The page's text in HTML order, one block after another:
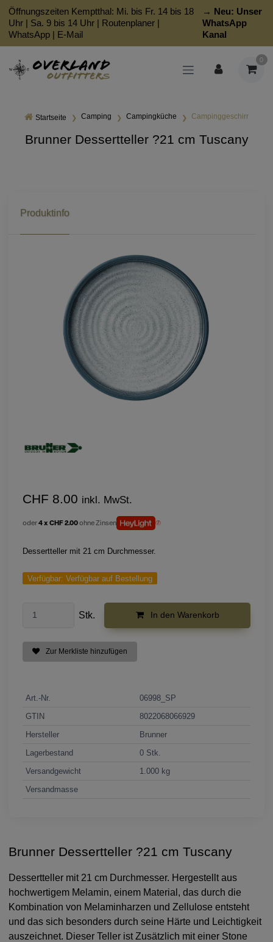
Öffnungszeiten Kemptthal: Mi. bis Fr. 14 bis 18
Uhr | Sa. 9 bis 14 Uhr | Routenplaner |
WhatsApp | E-Mail
→ Neu: Unser
WhatsApp
Kanal
0
Startseite Camping Campingküche Campinggeschirr
Brunner Dessertteller ?21 cm Tuscany
Produktinfo
CHF 8.00 inkl. MwSt.
oder4 x CHF 2.00ohne Zinsen
Dessertteller mit 21 cm Durchmesser.
Verfügbar: Verfügbar auf Bestellung
Stk. In den Warenkorb
Zur Merkliste hinzufügen
Art.-Nr.
06998_SP
GTIN
8022068066929
Hersteller
Brunner
Lagerbestand
0 Stk.
Versandgewicht
1.000 kg
Versandmasse
Brunner Dessertteller ?21 cm Tuscany
Dessertteller mit 21 cm Durchmesser. Hergestellt aus
hochwertigem Melamin, einem Material, das durch die
Kombination von Melaminharzen und Zellulose entsteht
und das sich besonders durch seine Härte und Leichtigkeit
auszeichnet. Dieser Teller ist Zusätzlich mit einer Stone